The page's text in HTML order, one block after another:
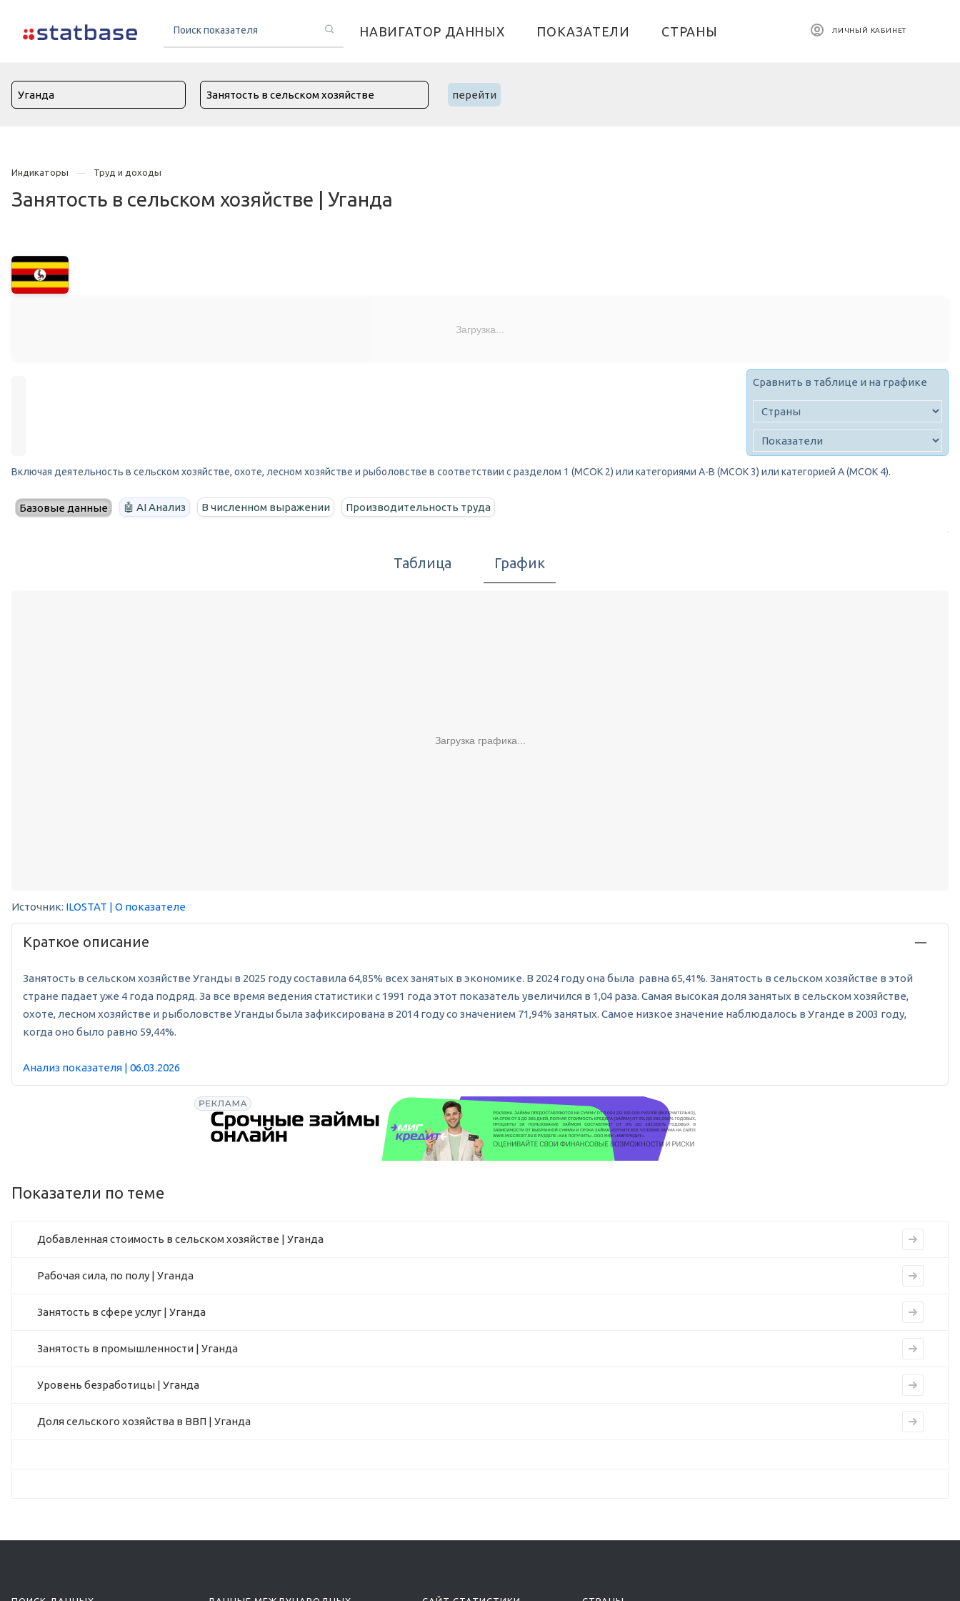
НАВИГАТОР ДАННЫХ ПОКАЗАТЕЛИ СТРАНЫ ЛИЧНЫЙ КАБИНЕТ
перейти
Индикаторы Труд и доходы
Занятость в сельском хозяйстве | Уганда
Загрузка...
Сравнить в таблице и на графике
Включая деятельность в сельском хозяйстве, охоте, лесном хозяйстве и рыболовстве в соответствии с разделом 1 (МСОК 2) или категориями A-B (МСОК 3) или категорией A (МСОК 4).
Базовые данные 🤖 AI Анализ В численном выражении Производительность труда
Таблица График
Загрузка графика...
Источник: ILOSTAT | О показателе
Краткое описание
Занятость в сельском хозяйстве Уганды в 2025 году составила 64,85% всех занятых в экономике. В 2024 году она была равна 65,41%. Занятость в сельском хозяйстве в этой
стране падает уже 4 года подряд. За все время ведения статистики с 1991 года этот показатель увеличился в 1,04 раза. Самая высокая доля занятых в сельском хозяйстве,
охоте, лесном хозяйстве и рыболовстве Уганды была зафиксирована в 2014 году со значением 71,94% занятых. Самое низкое значение наблюдалось в Уганде в 2003 году,
когда оно было равно 59,44%.
Анализ показателя | 06.03.2026
Показатели по теме
Добавленная стоимость в сельском хозяйстве | Уганда
Рабочая сила, по полу | Уганда
Занятость в сфере услуг | Уганда
Занятость в промышленности | Уганда
Уровень безработицы | Уганда
Доля сельского хозяйства в ВВП | Уганда